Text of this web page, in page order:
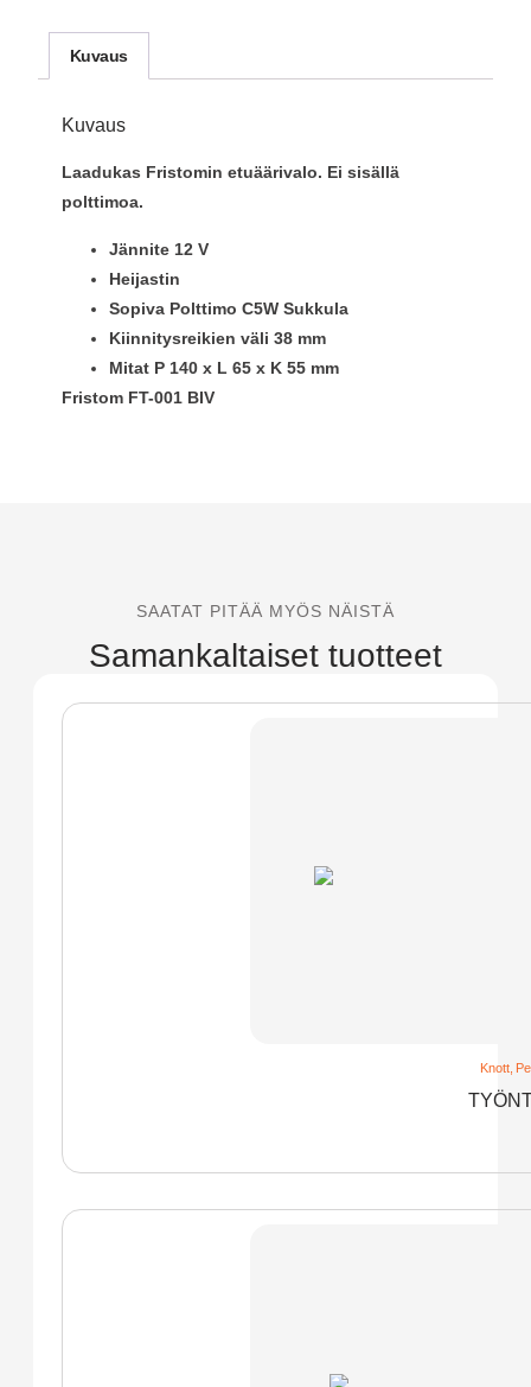
Kuvaus
Kuvaus
Laadukas Fristomin etuäärivalo. Ei sisällä
polttimoa.
Jännite 12 V
Heijastin
Sopiva Polttimo C5W Sukkula
Kiinnitysreikien väli 38 mm
Mitat P 140 x L 65 x K 55 mm
Fristom FT-001 BIV
SAATAT PITÄÄ MYÖS NÄISTÄ
Samankaltaiset tuotteet
Knott,